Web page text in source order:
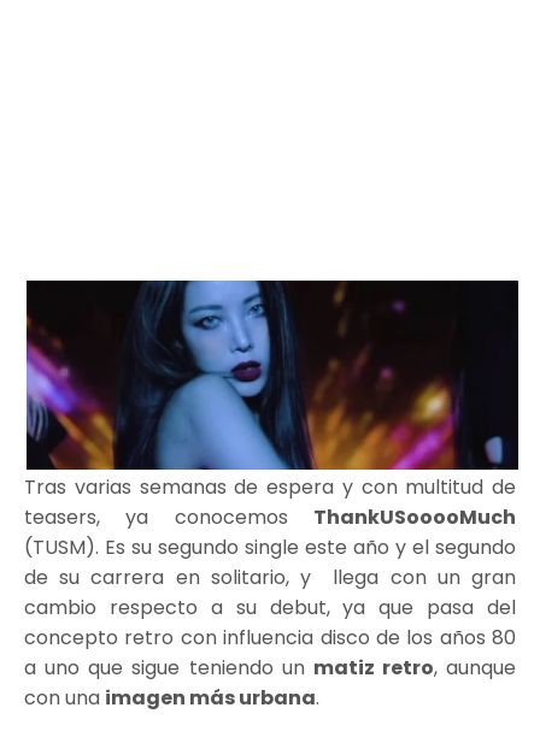
Tras varias semanas de espera y con multitud de
teasers, ya conocemos ThankUSooooMuch
(TUSM). Es su segundo single este año y el segundo
de su carrera en solitario, y llega con un gran
cambio respecto a su debut, ya que pasa del
concepto retro con influencia disco de los años 80
a uno que sigue teniendo un matiz retro, aunque
con una imagen más urbana.